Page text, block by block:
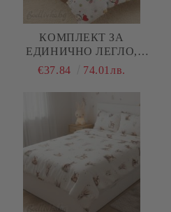
КОМПЛЕКТ ЗА
ЕДИНИЧНО ЛЕГЛО,
КАЛИНКИ, 100%
(ПОПЛИН), 3 ЧАСТИ
€37.84 74.01лв.